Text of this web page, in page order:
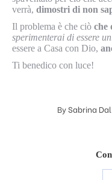
verrà, dimostri di non
Il problema è che ciò che
sperimenterai di essere
essere a Casa con Dio,
Ti benedico con luce!
BySabrina